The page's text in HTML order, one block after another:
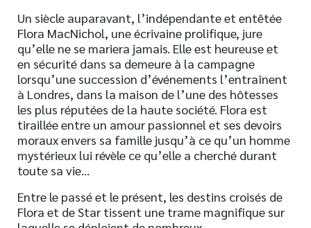
Un siècle auparavant, l’indépendante et entêtée
Flora MacNichol, une écrivaine prolifique, jure
qu’elle ne se mariera jamais. Elle est heureuse et
en sécurité dans sa demeure à la campagne
lorsqu’une succession d’événements l’entraînent
à Londres, dans la maison de l’une des hôtesses
les plus réputées de la haute société. Flora est
tiraillée entre un amour passionnel et ses devoirs
moraux envers sa famille jusqu’à ce qu’un homme
mystérieux lui révèle ce qu’elle a cherché durant
toute sa vie…
Entre le passé et le présent, les destins croisés de
Flora et de Star tissent une trame magnifique sur